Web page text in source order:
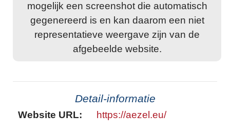
mogelijk een screenshot die automatisch
gegenereerd is en kan daarom een niet
representatieve weergave zijn van de
afgebeelde website.
Detail-informatie
Website URL: https://aezel.eu/